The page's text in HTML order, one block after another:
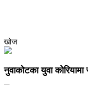
खोज
नुवाकोटका युवा कोरियामा